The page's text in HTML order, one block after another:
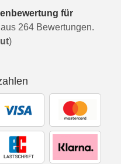
für
aus 264 Bewertungen.
)